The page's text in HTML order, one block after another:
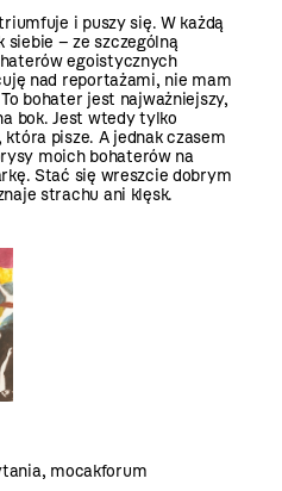
i puszy się. W każdą
siebie – ze szczególną
egoistycznych
nad reportażami, nie mam
bohater jest najważniejszy,
bok. Jest wtedy tylko
która pisze. A jednak czasem
moich bohaterów na
Stać się ­wreszcie dobrym
strachu ani klęsk.
, mocakforum